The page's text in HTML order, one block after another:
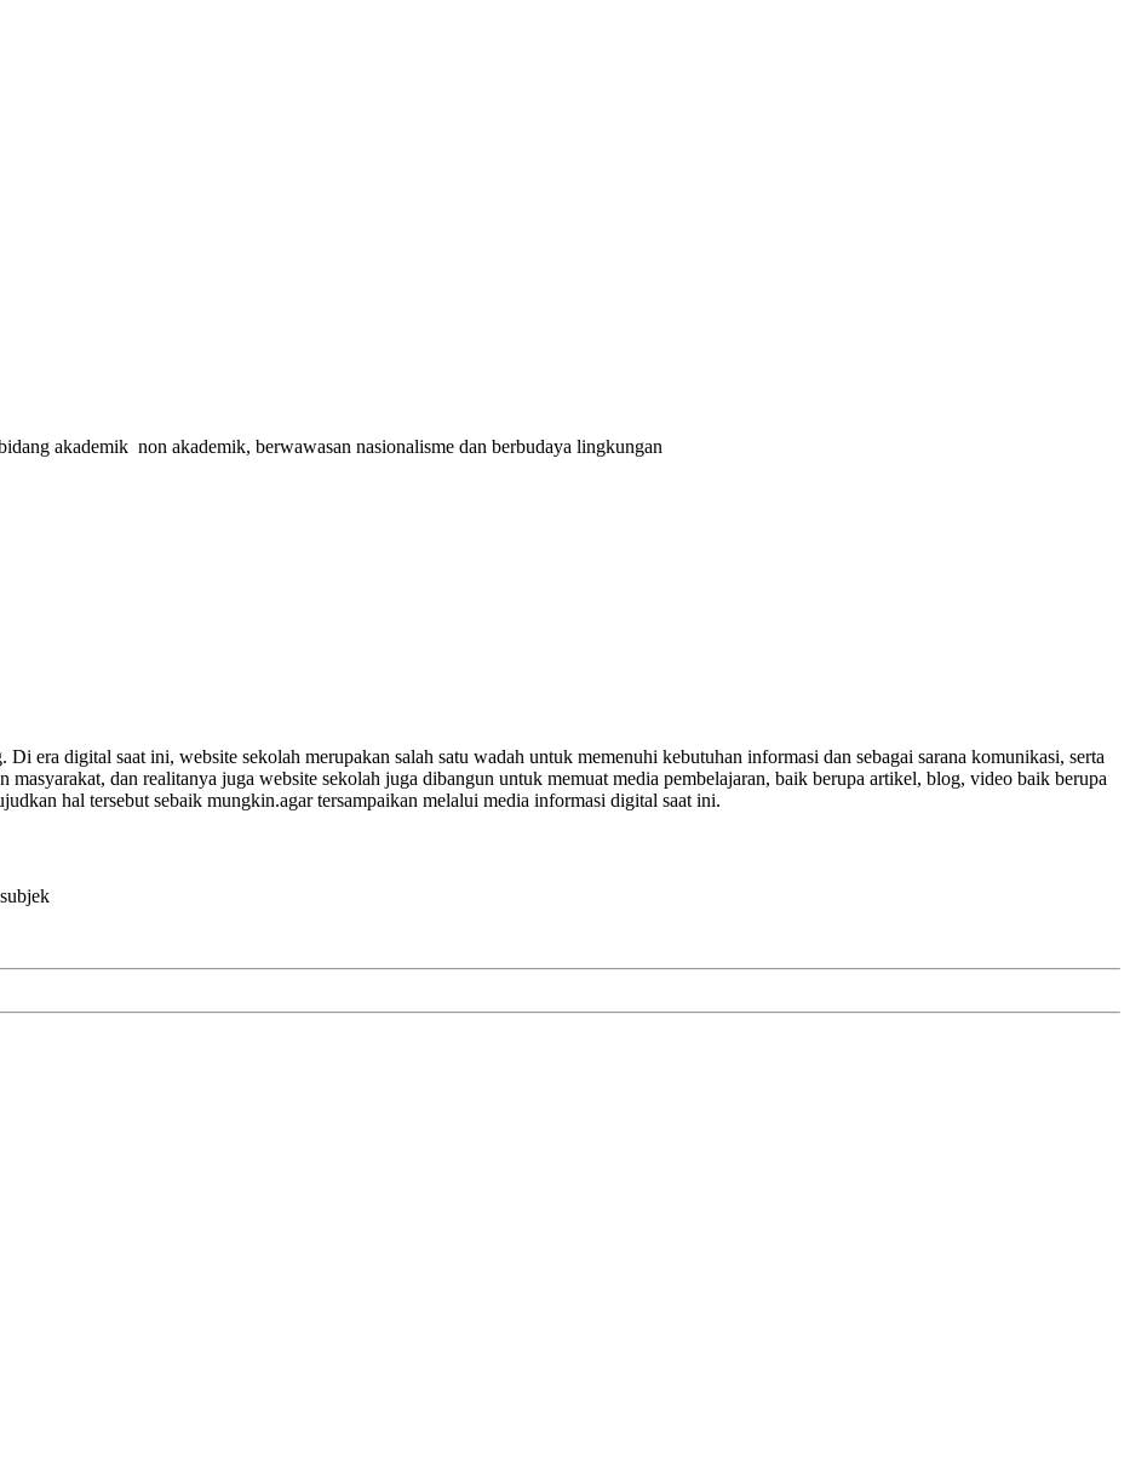
akademik non akademik, berwawasan nasionalisme dan berbudaya lingkungan
era digital saat ini, website sekolah merupakan salah satu wadah untuk memenuhi kebutuhan informasi dan sebagai sarana komunikasi, serta
dan realitanya juga website sekolah juga dibangun untuk memuat media pembelajaran, baik berupa artikel, blog, video baik berupa
hal tersebut sebaik mungkin.agar tersampaikan melalui media informasi digital saat ini.